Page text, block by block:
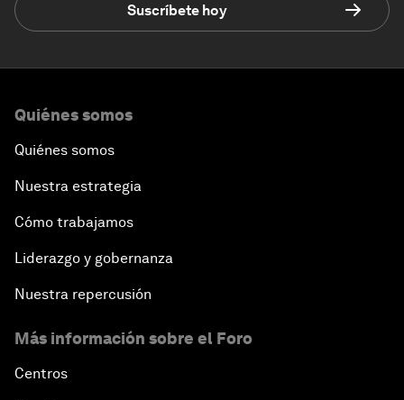
Suscríbete hoy
Quiénes somos
Quiénes somos
Nuestra estrategia
Cómo trabajamos
Liderazgo y gobernanza
Nuestra repercusión
Más información sobre el Foro
Centros